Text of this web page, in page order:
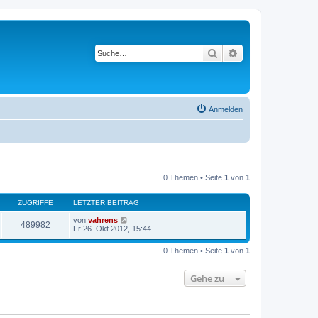
Suche
Anmelden
0 Themen • Seite 1 von 1
ZUGRIFFE LETZTER BEITRAG
489982 von vahrens
Fr 26. Okt 2012, 15:44
0 Themen • Seite 1 von 1
Gehe zu